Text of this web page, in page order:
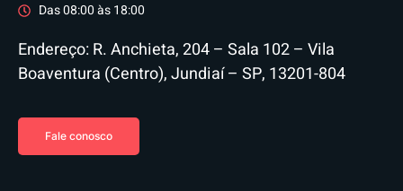
Das 08:00 às 18:00
Endereço: R. Anchieta, 204 – Sala 102 – Vila
Boaventura (Centro), Jundiaí – SP, 13201-804
Fale conosco